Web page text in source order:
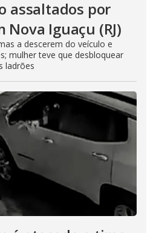
assaltados por
Iguaçu (RJ)
a descerem do veículo e
mulher teve que desbloquear
ladrões